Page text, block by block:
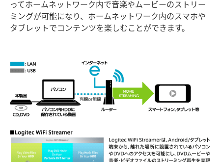
ってホームネットワーク内で音楽やムービーのストリー
ミングが可能になり、ホームネットワーク内のスマホや
タブレットでコンテンツを楽しむことができます。